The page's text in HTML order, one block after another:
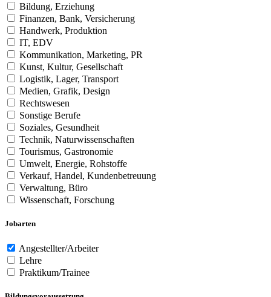
Bildung, Erziehung
Finanzen, Bank, Versicherung
Handwerk, Produktion
IT, EDV
Kommunikation, Marketing, PR
Kunst, Kultur, Gesellschaft
Logistik, Lager, Transport
Medien, Grafik, Design
Rechtswesen
Sonstige Berufe
Soziales, Gesundheit
Technik, Naturwissenschaften
Tourismus, Gastronomie
Umwelt, Energie, Rohstoffe
Verkauf, Handel, Kundenbetreuung
Verwaltung, Büro
Wissenschaft, Forschung
Jobarten
Angestellter/Arbeiter
Lehre
Praktikum/Trainee